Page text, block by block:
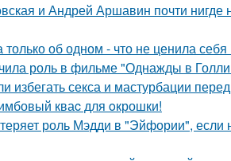
и Андрей Аршавин почти нигде
об одном - что не ценила
роль в фильме "Однажды в
избегать секса и мастурбации
кваc для oкрошки!
роль Мэдди в "Эйфории", если